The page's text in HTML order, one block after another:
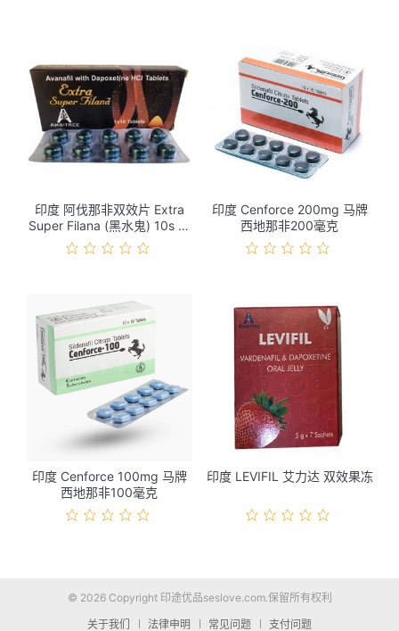
印度 阿伐那非双效片 Extra
Super Filana (黑水鬼) 10s 价
格
印度 Cenforce 200mg 马牌
西地那非200毫克
印度 Cenforce 100mg 马牌
西地那非100毫克
印度 LEVIFIL 艾力达 双效果冻
© 2026 Copyright 印途优品seslove.com.保留所有权利
关于我们
法律申明 常见问题 支付问题